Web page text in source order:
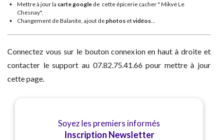
Mettre à jour la carte google de cette épicerie cacher " Mikvé Le
Chesnay".
Changement de Balanite, ajout de photos etvidéos...
Connectez vous sur le bouton connexion en haut à droite et
contacter le support au 07.82.75.41.66 pour mettre à jour
cette page.
Soyez les premiers informés
Inscription Newsletter